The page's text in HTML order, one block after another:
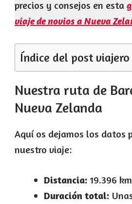
precios y consejos en esta
viaje de novios a Nueva
Índice del post viajero
Nuestra ruta de
Nueva Zelanda
Aquí os dejamos los datos
nuestro viaje:
Distancia: 19.396
Duración total: